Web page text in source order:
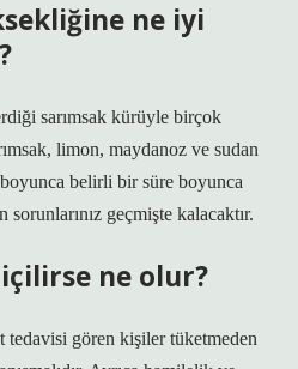
ne iyi
sarımsak kürüyle birçok
limon, maydanoz ve sudan
boyunca belirli bir süre boyunca
geçmişte kalacaktır.
ne olur?
gören kişiler tüketmeden